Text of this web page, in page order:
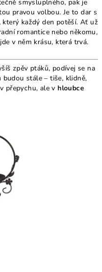
smysluplného, pak je
pravou volbou. Je to dar s
který každý den potěší. Ať už
romantice nebo někomu,
v něm krásu, která trvá.
zpěv ptáků, podívej se na
stále – tiše, klidně,
přepychu, ale v hloubce